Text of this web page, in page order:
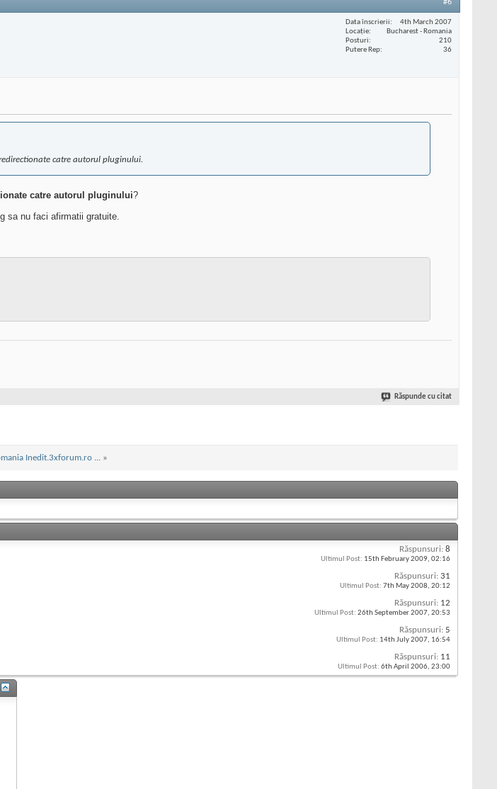
#6
Data înscrierii
4th March 2007
Locaţie
Bucharest - Romania
Posturi
210
Putere Rep
36
catre autorul pluginului.
catre autorul pluginului?
sa nu faci afirmatii gratuite.
Răspunde cu citat
Inedit.3xforum.ro ... »
Răspunsuri: 8
Ultimul Post: 15th February 2009, 02:16
Răspunsuri: 31
Ultimul Post: 7th May 2008, 20:12
Răspunsuri: 12
Ultimul Post: 26th September 2007, 20:53
Răspunsuri: 5
Ultimul Post: 14th July 2007, 16:54
Răspunsuri: 11
Ultimul Post: 6th April 2006, 23:00